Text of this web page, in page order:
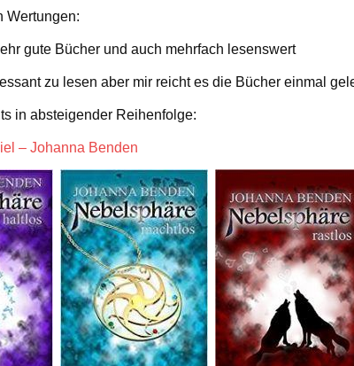
Wertungen:
gute Bücher und auch mehrfach lesenswert
zu lesen aber mir reicht es die Bücher einmal
in absteigender Reihenfolge:
– Johanna Benden